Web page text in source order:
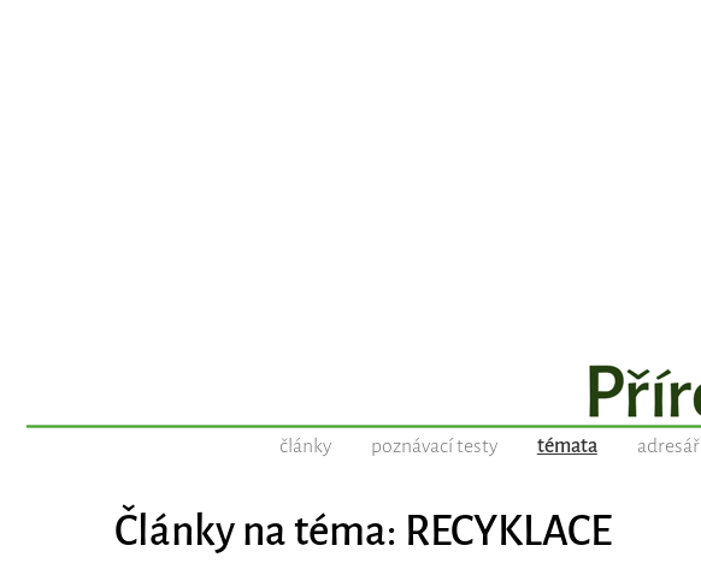
články poznávací testy témata adresář
Články na téma: RECYKLACE